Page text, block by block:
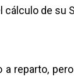
de su
reparto,